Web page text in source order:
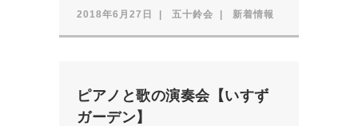
2018年6月27日 五十鈴会 新着情報
ピアノと歌の演奏会【いすず
ガーデン】